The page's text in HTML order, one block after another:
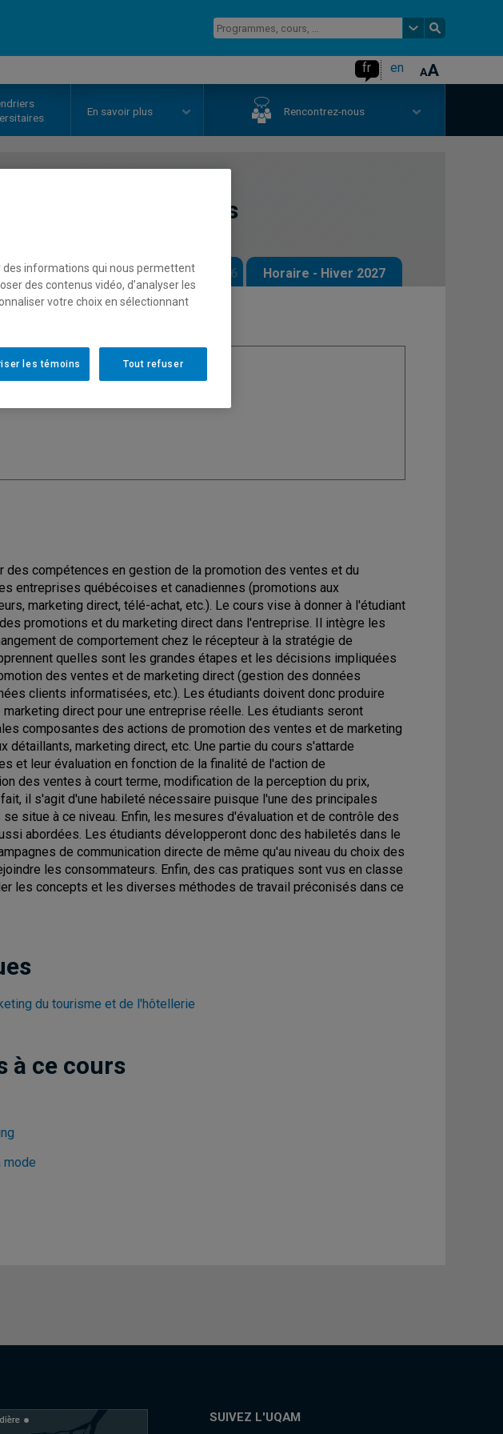
fr en
En savoir plus Rencontrez-nous
Promotion des ventes
Été 2026 Horaire - Automne 2026 Horaire - Hiver 2027
Discipline: Marketing
compétences en gestion de la promotion des ventes et du
entreprises québécoises et canadiennes (promotions aux
marketing direct, télé-achat, etc.). Le cours vise à donner à l'étudiant
promotions et du marketing direct dans l'entreprise. Il intègre les
de comportement chez le récepteur à la stratégie de
quelles sont les grandes étapes et les décisions impliquées
des ventes et de marketing direct (gestion des données
clients informatisées, etc.). Les étudiants doivent donc produire
direct pour une entreprise réelle. Les étudiants seront
composantes des actions de promotion des ventes et de marketing
détaillants, marketing direct, etc. Une partie du cours s'attarde
et leur évaluation en fonction de la finalité de l'action de
des ventes à court terme, modification de la perception du prix,
il s'agit d'une habileté nécessaire puisque l'une des principales
situe à ce niveau. Enfin, les mesures d'évaluation et de contrôle des
abordées. Les étudiants développeront donc des habiletés dans le
de communication directe de même qu'au niveau du choix des
les consommateurs. Enfin, des cas pratiques sont vus en classe
les concepts et les diverses méthodes de travail préconisés dans ce
du tourisme et de l'hôtellerie
à ce cours
mode
SUIVEZ L'UQAM
des informations qui nous permettent
des contenus vidéo, d’analyser les
votre choix en sélectionnant
Tout refuser
les témoins